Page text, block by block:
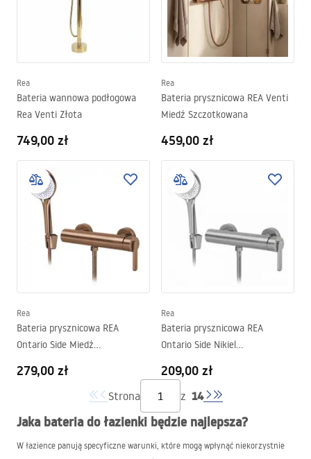
Rea
Bateria wannowa podłogowa
Rea Venti Złota
749,00 zł
Rea
Bateria prysznicowa REA Venti
Miedź Szczotkowana
459,00 zł
Rea
Bateria prysznicowa REA
Ontario Side Miedź
279,00 zł
Rea
Bateria prysznicowa REA
Ontario Side Nikiel
209,00 zł
Strona z 14
Jaka bateria do łazienki będzie najlepsza?
W łazience panują specyficzne warunki, które mogą wpłynąć niekorzystnie